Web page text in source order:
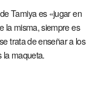
Tamiya es «jugar en
la misma, siempre es
trata de enseñar a los
la maqueta.